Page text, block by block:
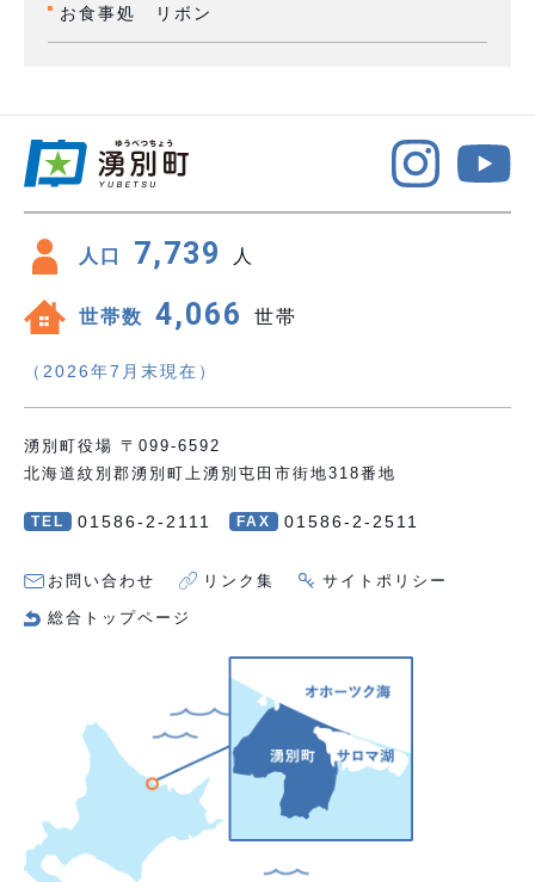
お食事処 リボン
人口 7,739 人
世帯数 4,066 世帯
（2026年7月末現在）
湧別町役場 〒099-6592
北海道紋別郡湧別町上湧別屯田市街地318番地
TEL 01586-2-2111 FAX 01586-2-2511
お問い合わせ リンク集 サイトポリシー
総合トップページ